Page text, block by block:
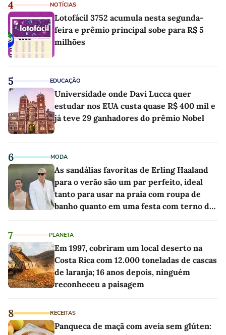
4 NOTÍCIAS
Lotofácil 3752 acumula nesta segunda-
feira e prêmio principal sobe para R$ 5
milhões
5 EDUCAÇÃO
Universidade onde Davi Lucca quer
estudar nos EUA custa quase R$ 400 mil e
já teve 29 ganhadores do prêmio Nobel
6 MODA
As sandálias favoritas de Erling Haaland
para o verão são um par perfeito, ideal
tanto para usar na praia com roupa de
banho quanto em uma festa com terno de
7 PLANETA
Em 1997, cobriram um local deserto na
Costa Rica com 12.000 toneladas de cascas
de laranja; 16 anos depois, ninguém
reconheceu a paisagem
8 RECEITAS
Panqueca de maçã com aveia sem glúten: